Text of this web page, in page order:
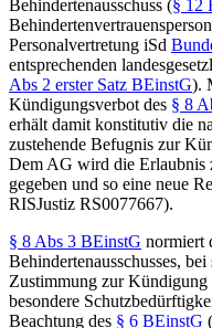
Behindertenausschuss (§ 12
Personalvertretung iSd
entsprechenden
Abs 2 erster Satz BEinstG).
Kündigungsverbot des § 8
erhält damit konstitutiv die
zustehende Befugnis zur
Dem AG wird die Erlaubnis
gegeben und so eine neue
RISJustiz RS0077667).
§ 8 Abs 3 BEinstG normiert
Behindertenausschusses,
Zustimmung zur Kündigung
besondere
Beachtung des § 6 BEinstG